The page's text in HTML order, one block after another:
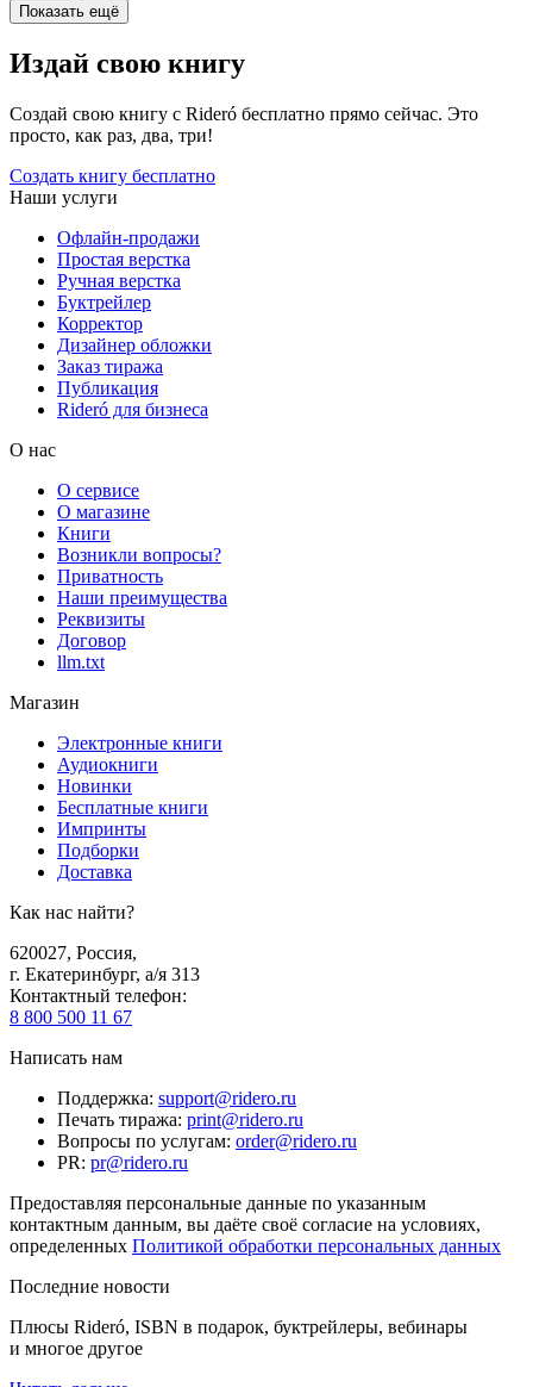
Показать ещё
Издай свою книгу
Создай свою книгу с Rideró бесплатно прямо сейчас. Это
просто, как раз, два, три!
Создать книгу бесплатно
Наши услуги
Офлайн-продажи
Простая верстка
Ручная верстка
Буктрейлер
Корректор
Дизайнер обложки
Заказ тиража
Публикация
Rideró для бизнеса
О нас
О сервисе
О магазине
Книги
Возникли вопросы?
Приватность
Наши преимущества
Реквизиты
Договор
llm.txt
Магазин
Электронные книги
Аудиокниги
Новинки
Бесплатные книги
Импринты
Подборки
Доставка
Как нас найти?
620027, Россия,
г. Екатеринбург, а/я 313
Контактный телефон:
8 800 500 11 67
Написать нам
Поддержка: support@ridero.ru
Печать тиража: print@ridero.ru
Вопросы по услугам: order@ridero.ru
PR: pr@ridero.ru
Предоставляя персональные данные по указанным
контактным данным, вы даёте своё согласие на условиях,
определенных Политикой обработки персональных данных
Последние новости
Плюсы Rideró, ISBN в подарок, буктрейлеры, вебинары
и многое другое